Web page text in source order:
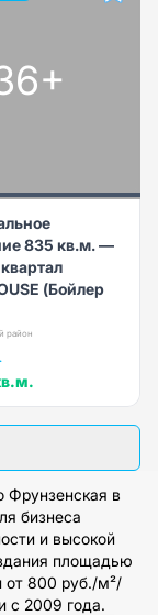
835 кв.м. —
(Бойлер
район
Фрунзенская в
бизнеса
и высокой
площадью
от 800 руб./м²/
с 2009 года.